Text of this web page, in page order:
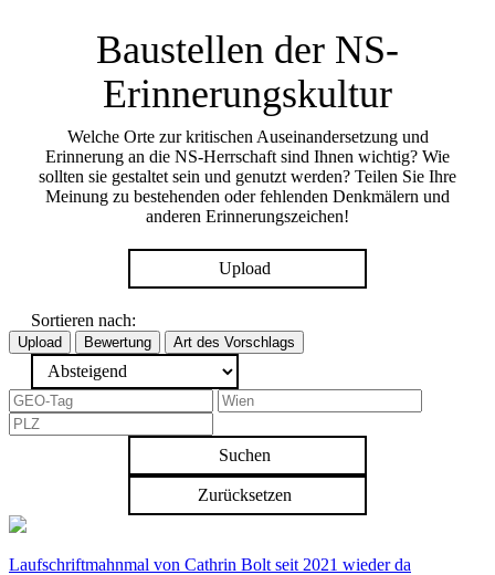
Baustellen der NS-
Erinnerungskultur
Welche Orte zur kritischen Auseinandersetzung und
Erinnerung an die NS-Herrschaft sind Ihnen wichtig? Wie
sollten sie gestaltet sein und genutzt werden? Teilen Sie Ihre
Meinung zu bestehenden oder fehlenden Denkmälern und
anderen Erinnerungszeichen!
Upload
Sortieren nach:
Upload Bewertung Art des Vorschlags
Suchen
Zurücksetzen
Laufschriftmahnmal von Cathrin Bolt seit 2021 wieder da